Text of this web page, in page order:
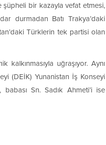
şüpheli bir kazayla vefat etmesi,
durmadan Batı Trakya’daki
Türklerin tek partisi olan
uğraşıyor. Aynı
(DEİK) Yunanistan İş Konseyi
babası Sn. Sadık Ahmeti’i ise